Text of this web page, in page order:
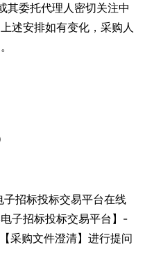
其委托代理人密切关注中
述安排如有变化，采购人
招标投标交易平台在线
子招标投标交易平台】-
采购文件澄清】进行提问